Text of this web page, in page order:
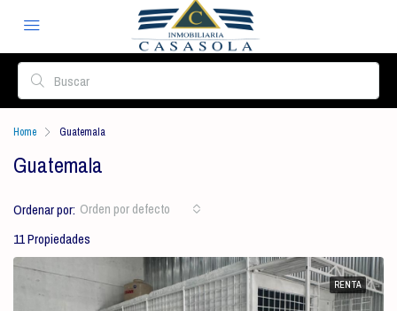
Home Guatemala
Guatemala
11 Propiedades
Ordenar por: Orden por defecto
RENTA